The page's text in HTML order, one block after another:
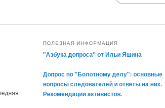
ПОЛЕЗНАЯ ИНФОРМАЦИЯ
"Азбука допроса" от Ильи Яшина
Допрос по "Болотному делу": основные
вопросы следователей и ответы на них.
Рекомендации активистов.